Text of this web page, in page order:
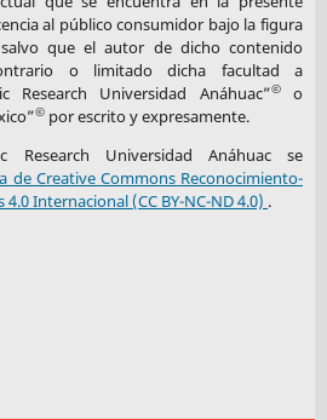
al público consumidor bajo la figura
que el autor de dicho contenido
o limitado dicha facultad a
Research Universidad Anáhuac”©o
©por escrito y expresamente.
Research Universidad Anáhuac se
de Creative Commons Reconocimiento-
Internacional (CC BY-NC-ND 4.0) .